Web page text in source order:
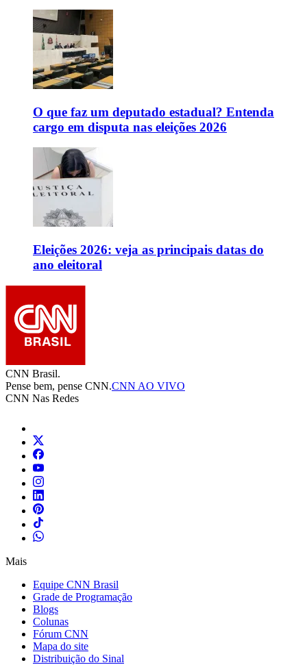
O que faz um deputado estadual? Entenda
cargo em disputa nas eleições 2026
Eleições 2026: veja as principais datas do
ano eleitoral
CNN Brasil.
Pense bem, pense CNN.CNN AO VIVO
CNN Nas Redes
Mais
Equipe CNN Brasil
Grade de Programação
Blogs
Colunas
Fórum CNN
Mapa do site
Distribuição do Sinal